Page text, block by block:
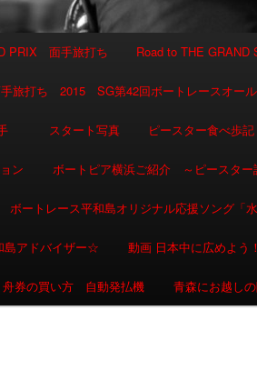
PRIX 面手旅打ち Road to THE
旅打ち 2015 SG第42回ボートレースオー
スタート写真 ピースター食べ歩記
ン ボートピア横浜ご紹介 ～ピースター
ボートレース平和島オリジナル応援ソング「
アドバイザー☆ 動画 日本中に広めよう
舟券の買い方 自動発払機 青森にお越し